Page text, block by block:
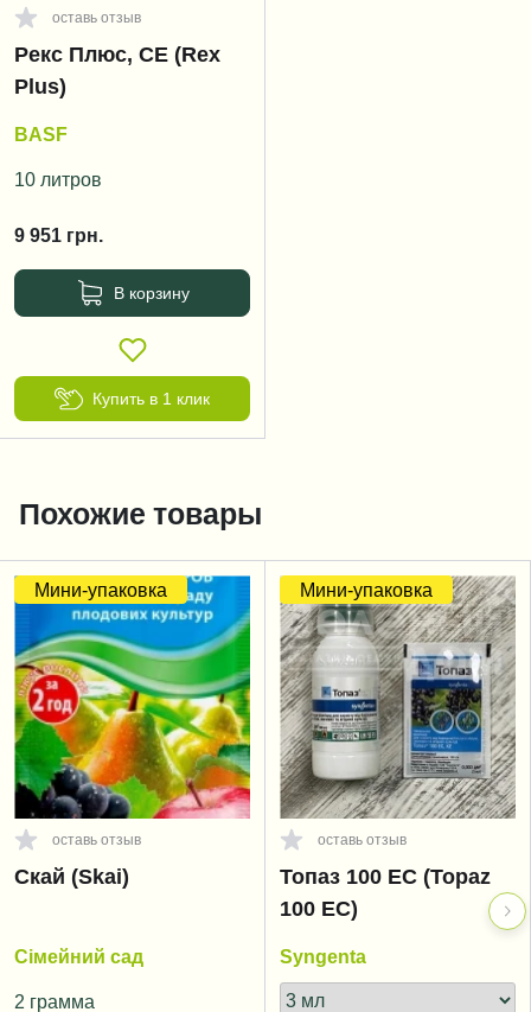
оставь отзыв
Рекс Плюс, СЕ (Rex
Plus)
BASF
10 литров
9 951 грн.
В корзину
Купить в 1 клик
Похожие товары
Мини-упаковка
оставь отзыв
Скай (Skai)
Сімейний сад
2 грамма
Мини-упаковка
оставь отзыв
Топаз 100 EC (Topaz
100 EC)
Syngenta